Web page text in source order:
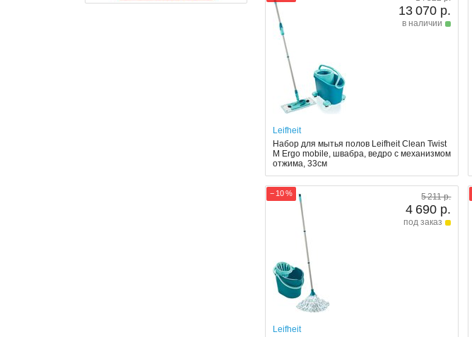
13 070 р.
в наличии
Leifheit
Набор для мытья полов Leifheit Clean Twist
M Ergo mobile, швабра, ведро с механизмом
отжима, 33см
− 10 % 5 211 р.
4 690 р.
под заказ
Leifheit